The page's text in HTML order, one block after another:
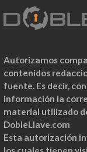
Autorizamos
contenidos
fuente. Es decir,
información la
material utilizado
DobleLlave.com
Esta autorización